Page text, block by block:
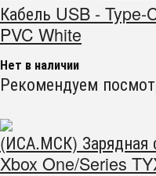
Кабель USB -
PVC White
Нет в наличии
Рекомендуем
(ИСА.МСК) Зарядная
Xbox One/Series